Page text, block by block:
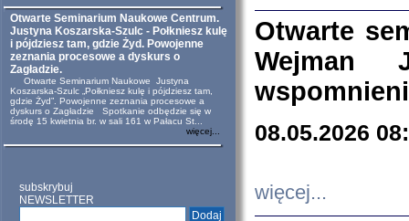
Otwarte Seminarium Naukowe Centrum.
Justyna Koszarska-Szulc - Połkniesz kulę
i pójdziesz tam, gdzie Żyd. Powojenne
zeznania procesowe a dyskurs o
Zagładzie.
Otwarte Seminarium Naukowe Justyna
Koszarska-Szulc „Połkniesz kulę i pójdziesz tam,
gdzie Żyd”. Powojenne zeznania procesowe a
dyskurs o Zagładzie Spotkanie odbędzie się w
środę 15 kwietnia br. w sali 161 w Pałacu St...
więcej...
subskrybuj
NEWSLETTER
Otwarte
Wejman
08.05.2026
więcej...